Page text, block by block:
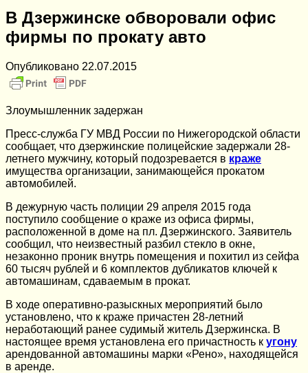
В Дзержинске обворовали офис
фирмы по прокату авто
Опубликовано 22.07.2015
Злоумышленник задержан
Пресс-служба ГУ МВД России по Нижегородской области
сообщает, что дзержинские полицейские задержали 28-
летнего мужчину, который подозревается в краже
имущества организации, занимающейся прокатом
автомобилей.
В дежурную часть полиции 29 апреля 2015 года
поступило сообщение о краже из офиса фирмы,
расположенной в доме на пл. Дзержинского. Заявитель
сообщил, что неизвестный разбил стекло в окне,
незаконно проник внутрь помещения и похитил из сейфа
60 тысяч рублей и 6 комплектов дубликатов ключей к
автомашинам, сдаваемым в прокат.
В ходе оперативно-разыскных мероприятий было
установлено, что к краже причастен 28-летний
неработающий ранее судимый житель Дзержинска. В
настоящее время установлена его причастность к угону
арендованной автомашины марки «Рено», находящейся
в аренде.